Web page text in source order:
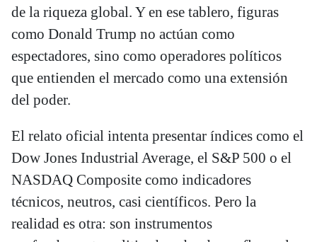
de la riqueza global. Y en ese tablero, figuras
como Donald Trump no actúan como
espectadores, sino como operadores políticos
que entienden el mercado como una extensión
del poder.
El relato oficial intenta presentar índices como el
Dow Jones Industrial Average, el S&P 500 o el
NASDAQ Composite como indicadores
técnicos, neutros, casi científicos. Pero la
realidad es otra: son instrumentos